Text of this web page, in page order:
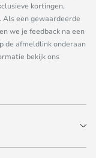
kortingen,
een gewaardeerde
we je feedback na een
de afmeldlink onderaan
bekijk ons